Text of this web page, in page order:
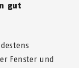
gut
Fenster und